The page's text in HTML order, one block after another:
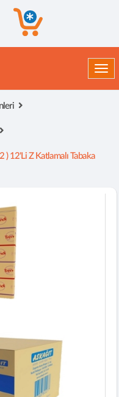
) 12'li Z Katlamalı Tabaka